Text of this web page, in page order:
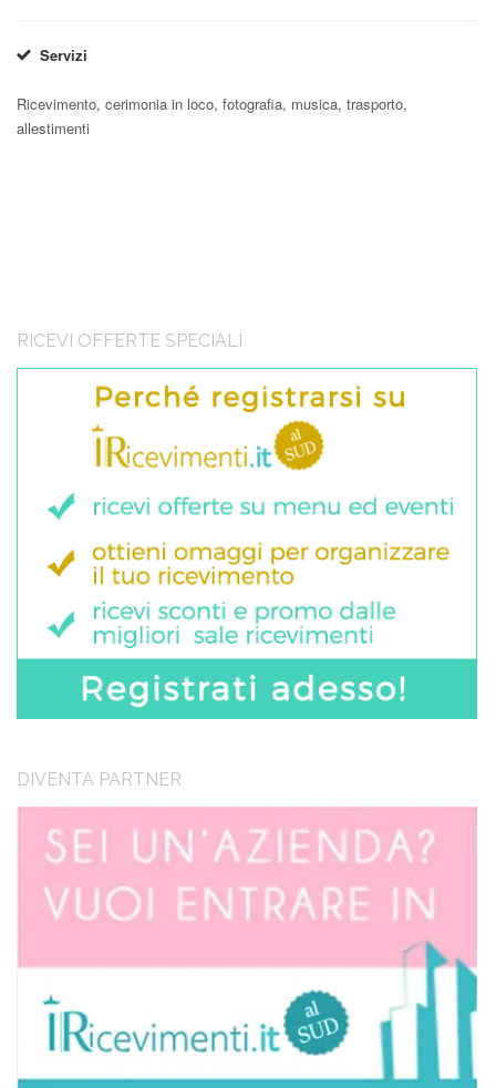
Servizi
Ricevimento, cerimonia in loco, fotografia, musica, trasporto,
allestimenti
RICEVI OFFERTE SPECIALI
DIVENTA PARTNER